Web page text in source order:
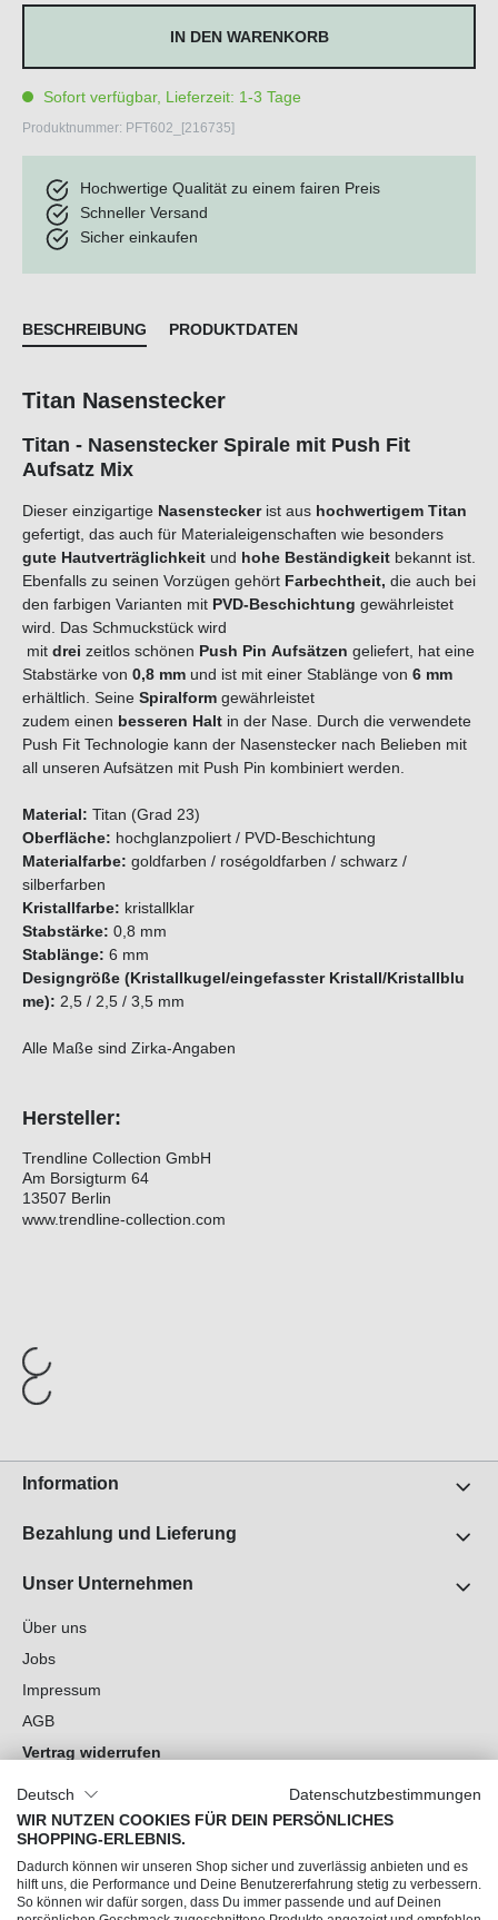
IN DEN WARENKORB
Sofort verfügbar, Lieferzeit: 1-3 Tage
Produktnummer: PFT602_[216735]
Hochwertige Qualität zu einem fairen Preis
Schneller Versand
Sicher einkaufen
BESCHREIBUNG PRODUKTDATEN
Titan Nasenstecker
Titan - Nasenstecker Spirale mit Push Fit
Aufsatz Mix
Dieser einzigartige Nasensteckerist aus hochwertigem Titan
gefertigt, das auch für Materialeigenschaften wie besonders
gute Hautverträglichkeit und hohe Beständigkeit bekannt ist.
Ebenfalls zu seinen Vorzügen gehört Farbechtheit, die auch bei
den farbigen Varianten mit PVD-Beschichtung gewährleistet
wird. Das Schmuckstück wird
mit drei zeitlos schönen Push Pin Aufsätzen geliefert, hat eine
Stabstärke von 0,8 mm und ist mit einer Stablänge von 6 mm
erhältlich. Seine Spiralform gewährleistet
zudem einen besseren Halt in der Nase. Durch die verwendete
Push Fit Technologie kann der Nasenstecker nach Belieben mit
all unseren Aufsätzen mit Push Pin kombiniert werden.
Material: Titan (Grad 23)
Oberfläche: hochglanzpoliert / PVD-Beschichtung
Materialfarbe: goldfarben / roségoldfarben / schwarz /
silberfarben
Kristallfarbe: kristallklar
Stabstärke: 0,8 mm
Stablänge: 6 mm
Designgröße (Kristallkugel/eingefasster Kristall/Kristallblu
me): 2,5 / 2,5 / 3,5 mm
Alle Maße sind Zirka-Angaben
Hersteller:
Trendline Collection GmbH
Am Borsigturm 64
13507 Berlin
www.trendline-collection.com
Information
Bezahlung und Lieferung
Unser Unternehmen
Über uns
Jobs
Impressum
AGB
Vertrag widerrufen
Cookie-Einstellungen
Du hast Fragen?
Unsere Socials
Deutsch
Datenschutzbestimmungen
WIR NUTZEN COOKIES FÜR DEIN PERSÖNLICHES
SHOPPING-ERLEBNIS.
Dadurch können wir unseren Shop sicher und zuverlässig anbieten und es
hilft uns, die Performance und Deine Benutzererfahrung stetig zu verbessern.
So können wir dafür sorgen, dass Du immer passende und auf Deinen